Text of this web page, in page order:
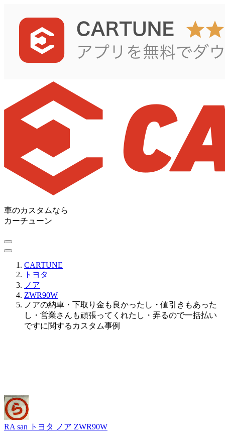
車のカスタムなら
カーチューン
CARTUNE
トヨタ
ノア
ZWR90W
ノアの納車・下取り金も良かったし・値引きもあった
し・営業さんも頑張ってくれたし・弄るので一括払い
ですに関するカスタム事例
RA san トヨタ ノア ZWR90W